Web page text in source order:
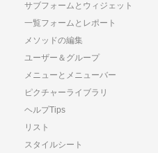
サブフォームとウィジェット
一覧フォームとレポート
メソッドの編集
ユーザー＆グループ
メニューとメニューバー
ピクチャーライブラリ
ヘルプTips
リスト
スタイルシート